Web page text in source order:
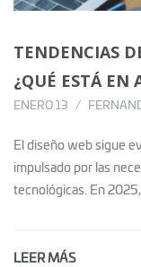
TENDENCIAS
¿QUÉ ESTÁ EN
ENERO 13
El diseño web sigue
impulsado por las
tecnológicas. En
LEER MÁS